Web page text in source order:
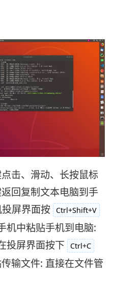
击、滑动、长按鼠标
回复制文本电脑到手
屏界面按
Ctrl+Shift+V
机中粘贴手机到电脑:
投屏界面按下
Ctrl+C
输文件: 直接在文件管